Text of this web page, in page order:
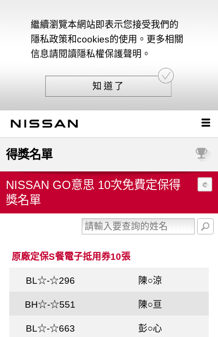
繼續瀏覽本網站即表示您接受我們的
隱私政策和cookies的使用。更多相關
信息請閱讀隱私權保護聲明。
知道了
得獎名單
NISSAN GO意思 10次免費定保得
獎名單
原廠定保S餐電子抵用券10張
BL☆-☆296 陳○涼
BH☆-☆551 陳○亘
BL☆-☆663 彭○心